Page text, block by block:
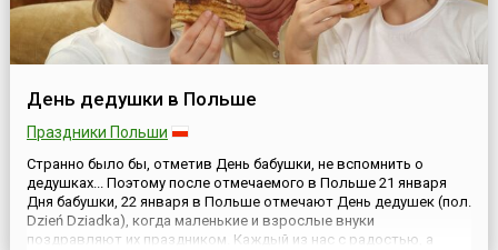
День дедушки в Польше
Праздники Польши
Странно было бы, отметив День бабушки, не вспомнить о
дедушках... Поэтому после отмечаемого в Польше 21 января
Дня бабушки, 22 января в Польше отмечают День дедушек (пол.
Dzień Dziadka), когда маленькие и взрослые внуки
поздравляют их праздником. Каждый из нас с радостью, а